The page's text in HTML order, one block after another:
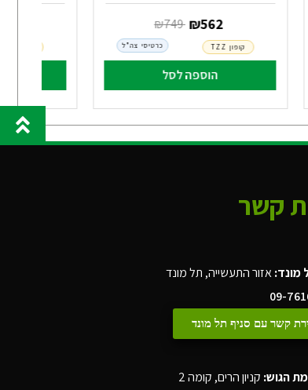
‏ ₪
749 562
הוספה לסל
כרטיסי צה"ל קופון TZZ
קשר
מונד:אזור התעשייה, תל מונד
09-
קשר עם סניף תל מונד
הגוש: קניון הרים, קומה 2